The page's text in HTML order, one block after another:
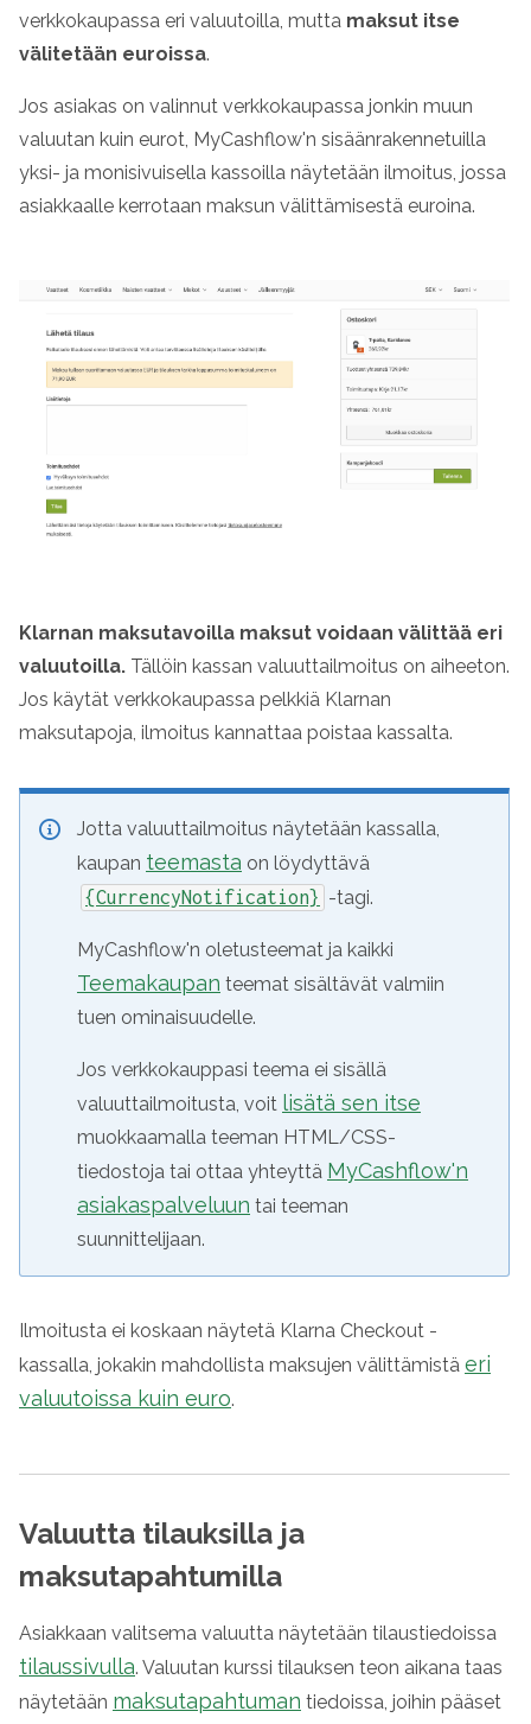
verkkokaupassa eri valuutoilla, mutta maksut itse
välitetään euroissa.
Jos asiakas on valinnut verkkokaupassa jonkin muun
valuutan kuin eurot, MyCashflow'n sisäänrakennetuilla
yksi- ja monisivuisella kassoilla näytetään ilmoitus, jossa
asiakkaalle kerrotaan maksun välittämisestä euroina.
Klarnan maksutavoilla maksut voidaan välittää eri
valuutoilla. Tällöin kassan valuuttailmoitus on aiheeton.
Jos käytät verkkokaupassa pelkkiä Klarnan
maksutapoja, ilmoitus kannattaa poistaa kassalta.
Jotta valuuttailmoitus näytetään kassalla,
kaupan teemasta on löydyttävä
{CurrencyNotification} -tagi.
MyCashflow'n oletusteemat ja kaikki
Teemakaupan teemat sisältävät valmiin
tuen ominaisuudelle.
Jos verkkokauppasi teema ei sisällä
valuuttailmoitusta, voit lisätä sen itse
muokkaamalla teeman HTML/CSS-
tiedostoja tai ottaa yhteyttä MyCashflow'n
asiakaspalveluun tai teeman
suunnittelijaan.
Ilmoitusta ei koskaan näytetä Klarna Checkout -
kassalla, jokakin mahdollista maksujen välittämistä eri
valuutoissa kuin euro.
Valuutta tilauksilla ja
maksutapahtumilla
Asiakkaan valitsema valuutta näytetään tilaustiedoissa
tilaussivulla. Valuutan kurssi tilauksen teon aikana taas
näytetään maksutapahtuman tiedoissa, joihin pääset